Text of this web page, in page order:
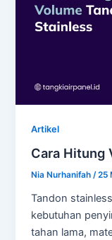
Artikel
Cara Hitung
Nia Nurhanifah/25
Tandon
kebutuhan
tahan lama,